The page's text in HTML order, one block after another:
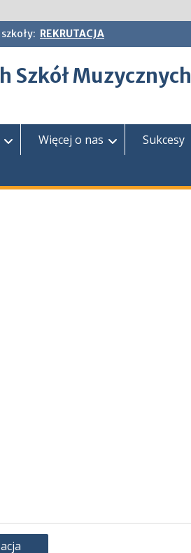
REKRUTACJA
Szkół Muzycznych
Więcej o nas Sukcesy